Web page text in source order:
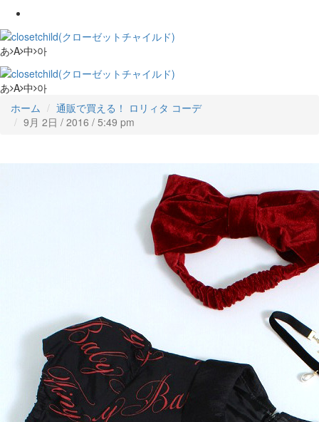
あ A 中 아
あ A 中 아
ホーム
通販で買える！ ロリィタ コーデ
9月 2日 / 2016 / 5:49 pm